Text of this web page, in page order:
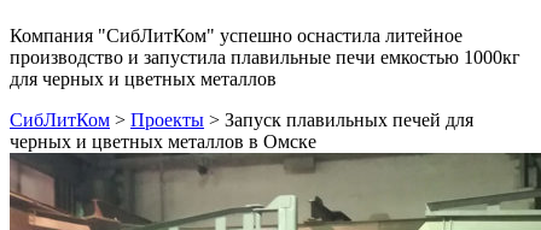
Компания "СибЛитКом" успешно оснастила литейное
производство и запустила плавильные печи емкостью 1000кг
для черных и цветных металлов
СибЛитКом > Проекты > Запуск плавильных печей для
черных и цветных металлов в Омске